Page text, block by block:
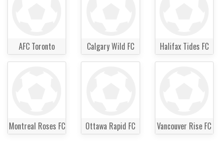
AFC Toronto Calgary Wild FC Halifax Tides FC
Montreal Roses FC Ottawa Rapid FC Vancouver Rise FC